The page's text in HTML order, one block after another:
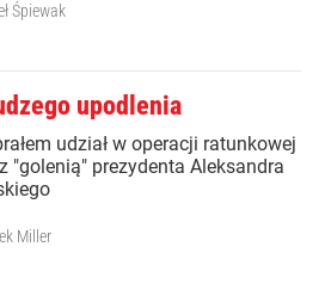
Śpiewak
upodlenia
udział w operacji ratunkowej
"golenią" prezydenta Aleksandra
Miller